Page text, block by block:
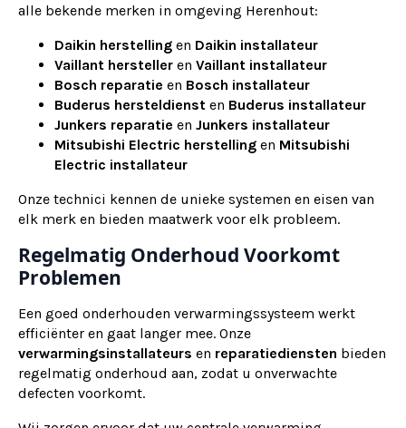
alle bekende merken in omgeving Herenhout:
Daikin herstelling en Daikin installateur
Vaillant hersteller en Vaillant installateur
Bosch reparatie en Bosch installateur
Buderus hersteldienst en Buderus installateur
Junkers reparatie en Junkers installateur
Mitsubishi Electric herstelling en Mitsubishi
Electric installateur
Onze technici kennen de unieke systemen en eisen van
elk merk en bieden maatwerk voor elk probleem.
Regelmatig Onderhoud Voorkomt
Problemen
Een goed onderhouden verwarmingssysteem werkt
efficiënter en gaat langer mee. Onze
verwarmingsinstallateurs en reparatiediensten bieden
regelmatig onderhoud aan, zodat u onverwachte
defecten voorkomt.